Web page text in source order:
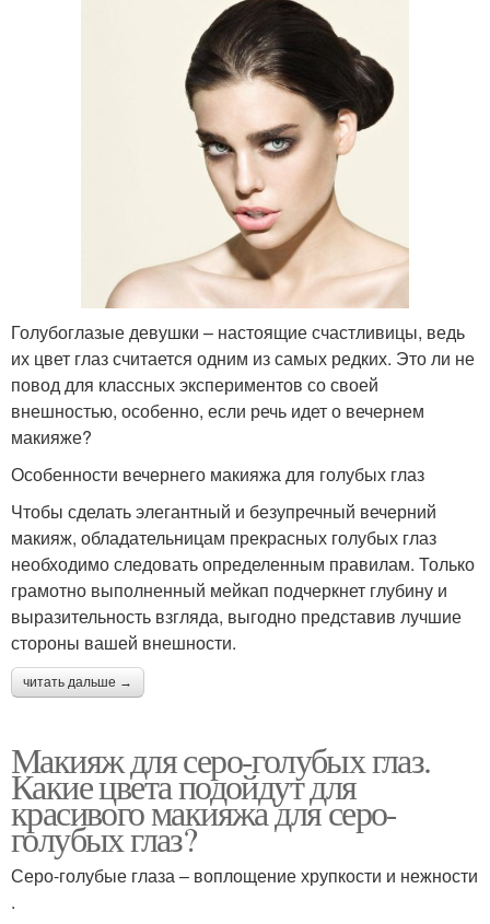
Голубоглазые девушки – настоящие счастливицы, ведь
их цвет глаз считается одним из самых редких. Это ли не
повод для классных экспериментов со своей
внешностью, особенно, если речь идет о вечернем
макияже?
Особенности вечернего макияжа для голубых глаз
Чтобы сделать элегантный и безупречный вечерний
макияж, обладательницам прекрасных голубых глаз
необходимо следовать определенным правилам. Только
грамотно выполненный мейкап подчеркнет глубину и
выразительность взгляда, выгодно представив лучшие
стороны вашей внешности.
читать дальше →
Макияж для серо-голубых глаз.
Какие цвета подойдут для
красивого макияжа для серо-
голубых глаз?
Серо-голубые глаза – воплощение хрупкости и нежности
.